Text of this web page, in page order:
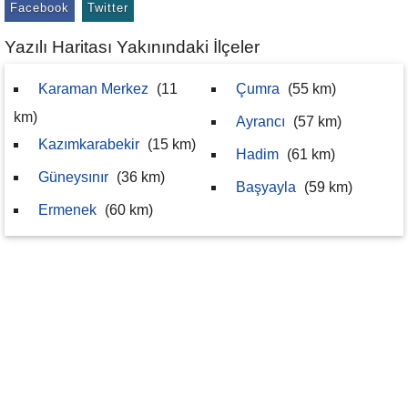
Facebook Twitter
Yazılı Haritası Yakınındaki İlçeler
Karaman Merkez
(11
km)
Kazımkarabekir (15 km)
Güneysınır (36 km)
Ermenek (60 km)
Çumra (55 km)
Ayrancı (57 km)
Hadim (61 km)
Başyayla (59 km)